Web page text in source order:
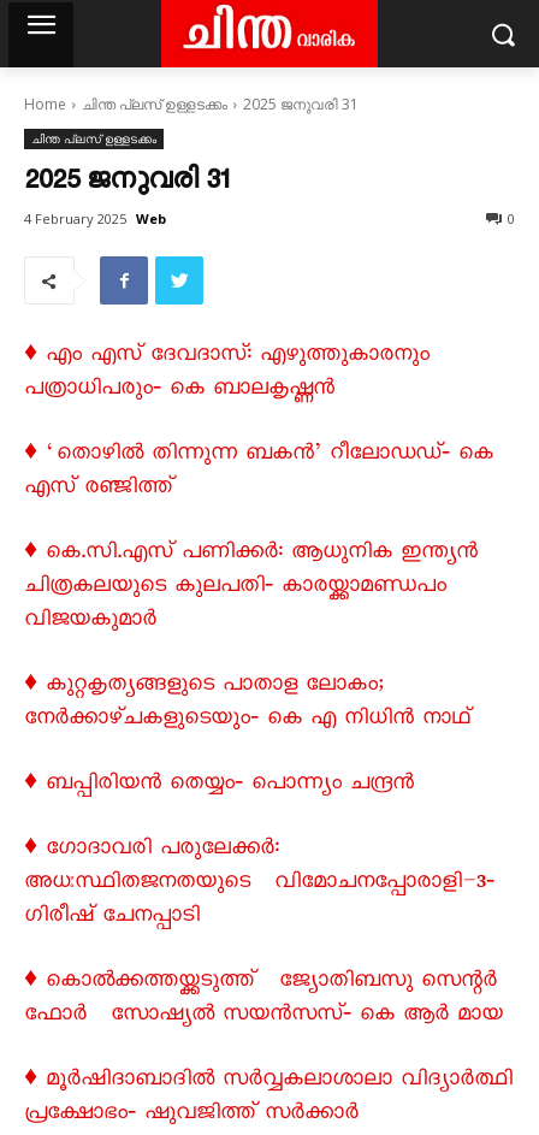
Home ചിന്ത പ്ലസ് ഉള്ളടക്കം 2025 ജനുവരി 31
ചിന്ത പ്ലസ് ഉള്ളടക്കം
2025 ജനുവരി 31
4 February 2025 Web 0
♦ എം എസ് ദേവദാസ്: എഴുത്തുകാരനും
പത്രാധിപരും‐ കെ ബാലകൃഷ്ണൻ
♦ ‘തൊഴിൽ തിന്നുന്ന ബകൻ’ റീലോഡഡ്‐ കെ
എസ് രഞ്ജിത്ത്
♦ കെ.സി.എസ് പണിക്കർ: ആധുനിക ഇന്ത്യൻ
ചിത്രകലയുടെ കുലപതി‐ കാരയ്ക്കാമണ്ഡപം
വിജയകുമാർ
♦ കുറ്റകൃത്യങ്ങളുടെ പാതാള ലോകം;
നേർക്കാഴ്ചകളുടെയും‐ കെ എ നിധിൻ നാഥ്
♦ ബപ്പിരിയൻ തെയ്യം‐ പൊന്ന്യം ചന്ദ്രൻ
♦ ഗോദാവരി പരുലേക്കർ:
അധഃസ്ഥിതജനതയുടെ വിമോചനപ്പോരാളി–3‐
ഗിരീഷ് ചേനപ്പാടി
♦ കൊൽക്കത്തയ്ക്കടുത്ത് ജ്യോതിബസു സെന്റർ
ഫോർ സോഷ്യൽ സയൻസസ്‐ കെ ആർ മായ
♦ മൂർഷിദാബാദിൽ സർവ്വകലാശാലാ വിദ്യാർത്ഥി
പ്രക്ഷോഭം‐ ഷുവജിത്ത് സർക്കാർ